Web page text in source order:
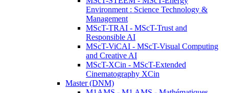
Environment : Science Technology &
Management
MScT-TRAI - MScT-Trust and
Responsible AI
MScT-ViCAI - MScT-Visual Computing
and Creative AI
MScT-XCin - MScT-Extended
Cinematography XCin
Master (DNM)